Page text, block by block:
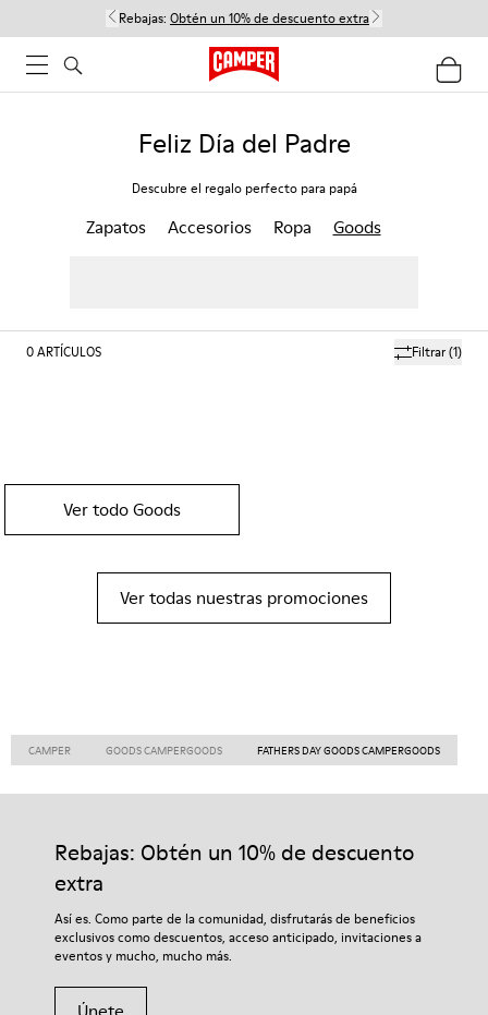
Rebajas: Obtén un 10% de descuento extra
Feliz Día del Padre
Descubre el regalo perfecto para papá
Zapatos Accesorios Ropa Goods
Filtrar(1)
0ARTÍCULOS
Ver todo Goods
Ver todas nuestras promociones
CAMPER GOODS CAMPERGOODS FATHERS DAY GOODS CAMPERGOODS
Rebajas: Obtén un 10% de descuento
extra
Así es. Como parte de la comunidad, disfrutarás de beneficios
exclusivos como descuentos, acceso anticipado, invitaciones a
eventos y mucho, mucho más.